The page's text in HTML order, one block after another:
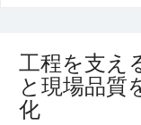
工程を支え
と現場品質
化